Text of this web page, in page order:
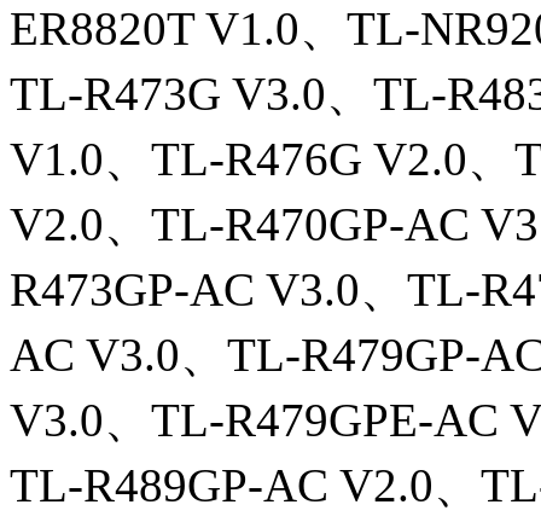
ER8820T V1.0、TL-
TL-R473G V3.0、TL-
V1.0、TL-R476G V2.0、
V2.0、TL-R470GP-AC
R473GP-AC V3.0、TL-
AC V3.0、TL-R479GP-
V3.0、TL-R479GPE-AC
TL-R489GP-AC V2.0、